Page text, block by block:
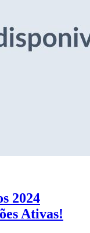
2024
Ativas!